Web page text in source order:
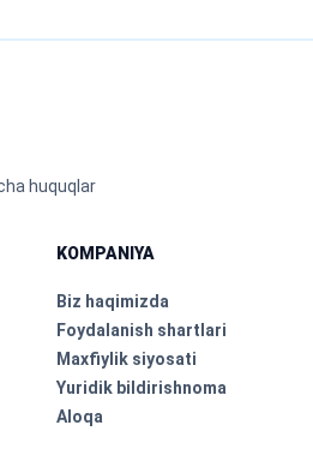
huquqlar
KOMPANIYA
Biz haqimizda
Foydalanish shartlari
Maxfiylik siyosati
Yuridik bildirishnoma
Aloqa